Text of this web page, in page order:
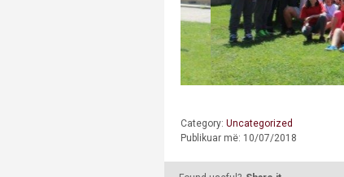
Category: Uncategorized
Publikuar më: 10/07/2018